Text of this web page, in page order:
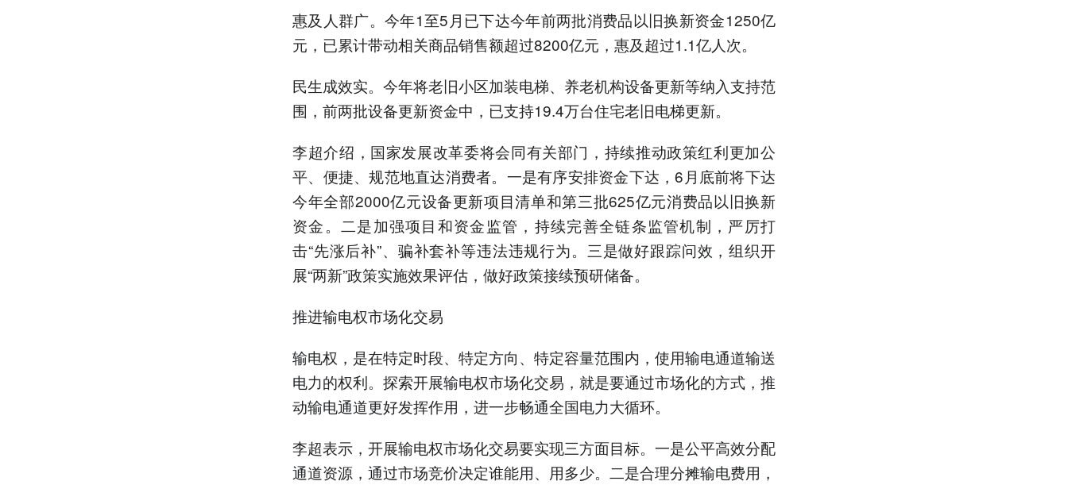
惠及人群广。今年1至5月已下达今年前两批消费品以旧换新资金1250亿
元，已累计带动相关商品销售额超过8200亿元，惠及超过1.1亿人次。
民生成效实。今年将老旧小区加装电梯、养老机构设备更新等纳入支持范
围，前两批设备更新资金中，已支持19.4万台住宅老旧电梯更新。
李超介绍，国家发展改革委将会同有关部门，持续推动政策红利更加公
平、便捷、规范地直达消费者。一是有序安排资金下达，6月底前将下达
今年全部2000亿元设备更新项目清单和第三批625亿元消费品以旧换新
资金。二是加强项目和资金监管，持续完善全链条监管机制，严厉打
击“先涨后补”、骗补套补等违法违规行为。三是做好跟踪问效，组织开
展“两新”政策实施效果评估，做好政策接续预研储备。
推进输电权市场化交易
输电权，是在特定时段、特定方向、特定容量范围内，使用输电通道输送
电力的权利。探索开展输电权市场化交易，就是要通过市场化的方式，推
动输电通道更好发挥作用，进一步畅通全国电力大循环。
李超表示，开展输电权市场化交易要实现三方面目标。一是公平高效分配
通道资源，通过市场竞价决定谁能用、用多少。二是合理分摊输电费用，